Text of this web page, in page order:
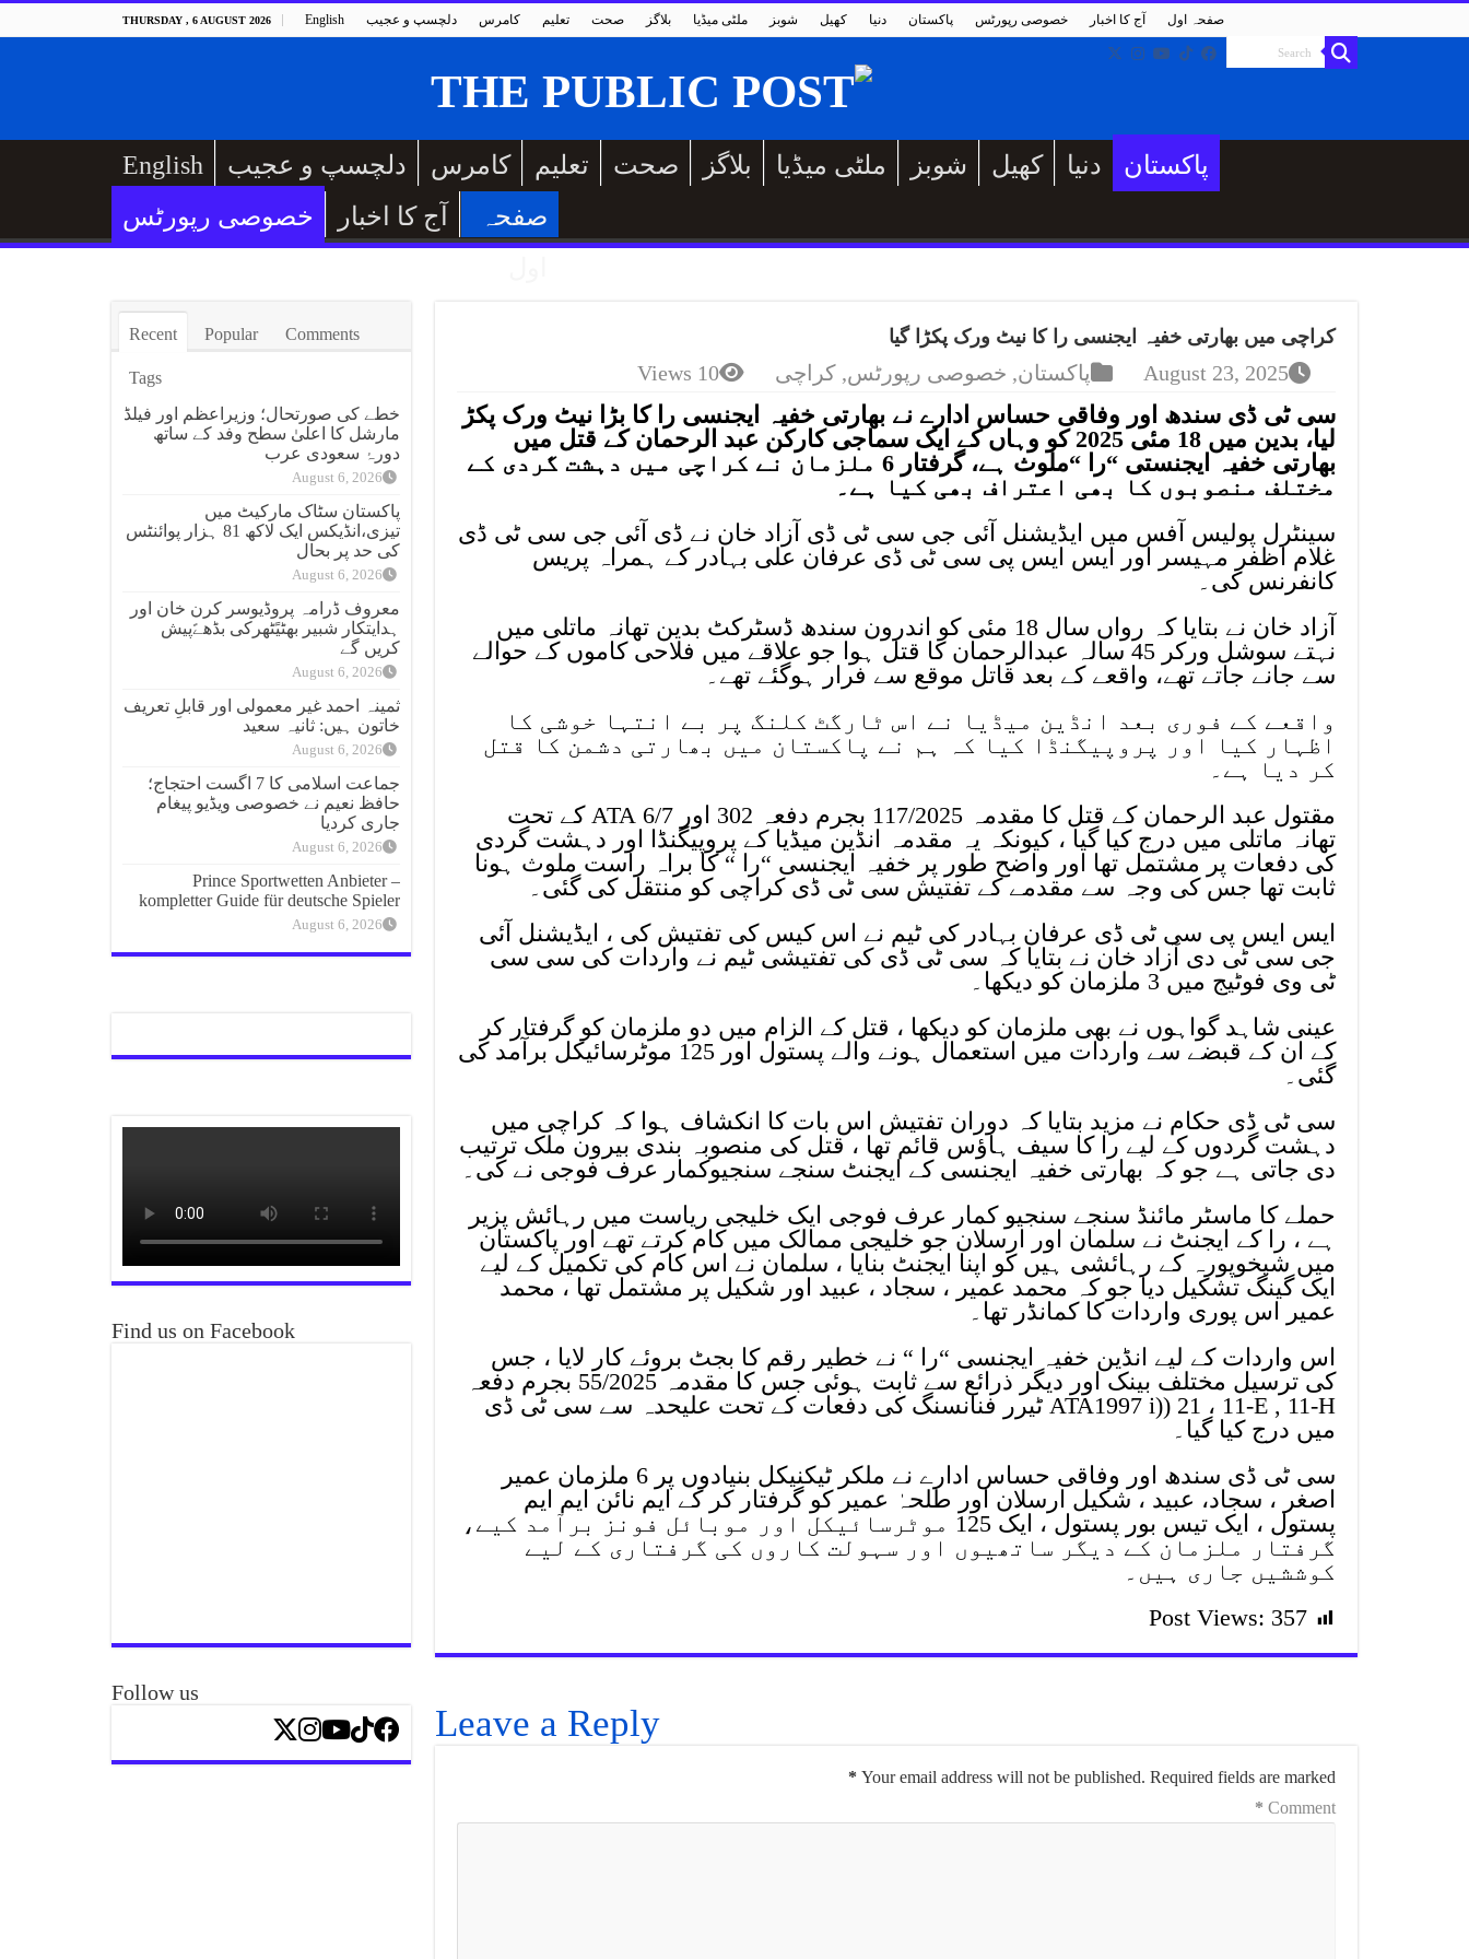
THURSDAY , 6 AUGUST 2026 English دلچسپ و عجیب کامرس تعلیم صحت بلاگز ملٹی میڈیا شوبز کھیل دنیا پاکستان خصوصی رپورٹس آج کا اخبار صفحہ اول
English دلچسپ و عجیب کامرس تعلیم صحت بلاگز ملٹی میڈیا شوبز کھیل دنیا
پاکستان
خصوصی رپورٹس
آج کا اخبار
صفحہ
کراچی میں بھارتی خفیہ ایجنسی را کا نیٹ ورک پکڑا گیا
August 23, 2025 پاکستان, خصوصی رپورٹس, کراچی 10 Views
سی ٹی ڈی سندھ اور وفاقی حساس ادارے نے بھارتی خفیہ ایجنسی را کا بڑا نیٹ ورک پکڑ
لیا، بدین میں 18 مئی 2025 کو وہاں کے ایک سماجی کارکن عبد الرحمان کے قتل میں
بھارتی خفیہ ایجنستی “را “ملوث ہے، گرفتار 6 ملزمان نے کراچی میں دہشت گردی کے
مختلف منصوبوں کا بھی اعتراف بھی کیا ہے۔
سینٹرل پولیس آفس میں ایڈیشنل آئی جی سی ٹی ڈی آزاد خان نے ڈی آئی جی سی ٹی ڈی
غلام اظفر مہیسر اور ایس ایس پی سی ٹی ڈی عرفان علی بہادر کے ہمراہ پریس
کانفرنس کی۔
آزاد خان نے بتایا کہ رواں سال 18 مئی کو اندرون سندھ ڈسٹرکٹ بدین تھانہ ماتلی میں
نہتے سوشل ورکر 45 سالہ عبدالرحمان کا قتل ہوا جو علاقے میں فلاحی کاموں کے حوالے
سے جانے جاتے تھے، واقعے کے بعد قاتل موقع سے فرار ہوگئے تھے۔
واقعے کے فوری بعد انڈین میڈیا نے اس ٹارگٹ کلنگ پر بے انتہا خوشی کا
اظہار کیا اور پروپیگنڈا کیا کہ ہم نے پاکستان میں بھارتی دشمن کا قتل
کر دیا ہے۔
مقتول عبد الرحمان کے قتل کا مقدمہ 117/2025 بجرم دفعہ 302 اور 6/7 ATA کے تحت
تھانہ ماتلی میں درج کیا گیا ، کیونکہ یہ مقدمہ انڈین میڈیا کے پروپیگنڈا اور دہشت گردی
کی دفعات پر مشتمل تھا اور واضح طور پر خفیہ ایجنسی “را “ کا براہ راست ملوث ہونا
ثابت تھا جس کی وجہ سے مقدمے کے تفتیش سی ٹی ڈی کراچی کو منتقل کی گئی۔
ایس ایس پی سی ٹی ڈی عرفان بہادر کی ٹیم نے اس کیس کی تفتیش کی ، ایڈیشنل آئی
جی سی ٹی دی آزاد خان نے بتایا کہ سی ٹی ڈی کی تفتیشی ٹیم نے واردات کی سی سی
ٹی وی فوٹیج میں 3 ملزمان کو دیکھا۔
عینی شاہد گواہوں نے بھی ملزمان کو دیکھا ، قتل کے الزام میں دو ملزمان کو گرفتار کر
کے ان کے قبضے سے واردات میں استعمال ہونے والے پستول اور 125 موٹرسائیکل برآمد کی
گئی۔
سی ٹی ڈی حکام نے مزید بتایا کہ دوران تفتیش اس بات کا انکشاف ہوا کہ کراچی میں
دہشت گردوں کے لیے را کا سیف ہاؤس قائم تھا ، قتل کی منصوبہ بندی بیرون ملک ترتیب
دی جاتی ہے جو کہ بھارتی خفیہ ایجنسی کے ایجنٹ سنجے سنجیوکمار عرف فوجی نے کی۔
حملے کا ماسٹر مائنڈ سنجے سنجیو کمار عرف فوجی ایک خلیجی ریاست میں رہائش پزیر
ہے ، را کے ایجنٹ نے سلمان اور ارسلان جو خلیجی ممالک میں کام کرتے تھے اور پاکستان
میں شیخوپورہ کے رہائشی ہیں کو اپنا ایجنٹ بنایا ، سلمان نے اس کام کی تکمیل کے لیے
ایک گینگ تشکیل دیا جو کہ محمد عمیر ، سجاد ، عبید اور شکیل پر مشتمل تھا ، محمد
عمیر اس پوری واردات کا کمانڈر تھا۔
اس واردات کے لیے انڈین خفیہ ایجنسی “را “ نے خطیر رقم کا بجٹ بروئے کار لایا ، جس
کی ترسیل مختلف بینک اور دیگر ذرائع سے ثابت ہوئی جس کا مقدمہ 55/2025 بجرم دفعہ
ATA1997 i)) 21 ، 11-E , 11-H ٹیرر فنانسنگ کی دفعات کے تحت علیحدہ سے سی ٹی ڈی
میں درج کیا گیا۔
سی ٹی ڈی سندھ اور وفاقی حساس ادارے نے ملکر ٹیکنیکل بنیادوں پر 6 ملزمان عمیر
اصغر ، سجاد، عبید ، شکیل ارسلان اور طلحہٰ عمیر کو گرفتار کر کے ایم نائن ایم ایم
پستول ، ایک تیس بور پستول ، ایک 125 موٹرسائیکل اور موبائل فونز برآمد کیے،
گرفتار ملزمان کے دیگر ساتھیوں اور سہولت کاروں کی گرفتاری کے لیے
کوششیں جاری ہیں۔
Post Views: 357
Leave a Reply
Your email address will not be published. Required fields are marked
*
Comment
*
Recent Popular Comments
Tags
خطے کی صورتحال؛ وزیراعظم اور فیلڈ
مارشل کا اعلیٰ سطح وفد کے ساتھ
دورۂ سعودی عرب
August 6, 2026
پاکستان سٹاک مارکیٹ میں
تیزی،انڈیکس ایک لاکھ 81 ہزار پوائنٹس
کی حد پر بحال
August 6, 2026
معروف ڈرامہ پروڈیوسر کرن خان اور
ہدایتکار شبیر بھٹیًٹھرکی بڈھےًپیش
کریں گے
August 6, 2026
ثمینہ احمد غیر معمولی اور قابلِ تعریف
خاتون ہیں: ثانیہ سعید
August 6, 2026
جماعت اسلامی کا 7 اگست احتجاج؛
حافظ نعیم نے خصوصی ویڈیو پیغام
جاری کردیا
August 6, 2026
Prince Sportwetten Anbieter –
kompletter Guide für deutsche Spieler
August 6, 2026
Find us on Facebook
Follow us